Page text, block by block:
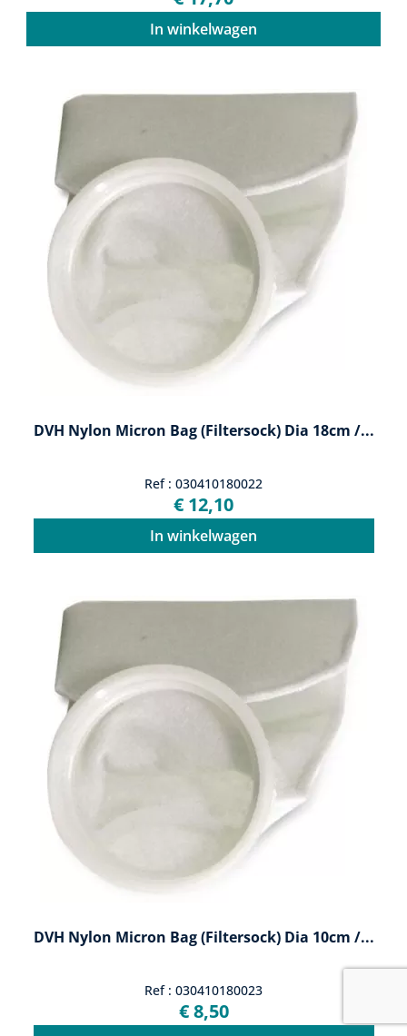
In winkelwagen
DVH Nylon Micron Bag (Filtersock) Dia 18cm /...
Ref : 030410180022
€ 12,10
In winkelwagen
DVH Nylon Micron Bag (Filtersock) Dia 10cm /...
Ref : 030410180023
€ 8,50